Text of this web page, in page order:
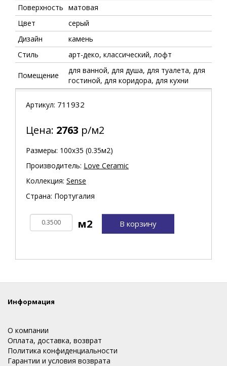
Поверхность матовая
Цвет
серый
Дизайн
камень
Стиль
арт-деко, классический, лофт
Помещение
для ванной, для душа, для туалета, для
гостиной, для коридора, для кухни
Артикул: 711932
Цена: 2763 р/м2
Размеры: 100х35 (0.35м2)
Производитель: Love Ceramic
Коллекция: Sense
Страна: Португалия
В корзину
Информация
О компании
Оплата, доставка, возврат
Политика конфиденциальности
Гарантии и условия возврата